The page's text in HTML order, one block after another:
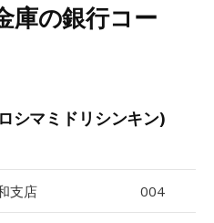
庫の銀行コー
シマミドリシンキン)
支店 004